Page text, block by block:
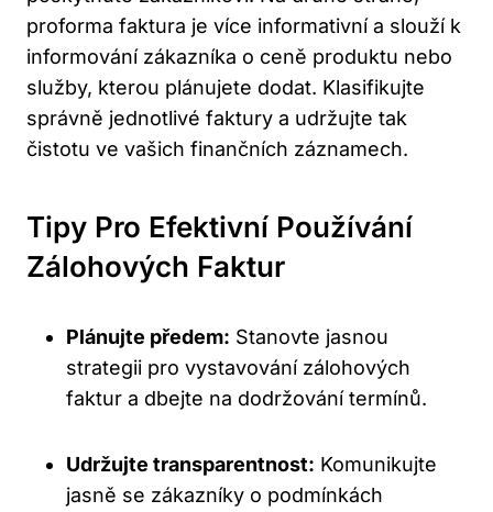
proforma faktura je více informativní a slouží k
informování zákazníka o ceně produktu nebo
služby, kterou plánujete dodat. Klasifikujte
správně jednotlivé faktury a udržujte tak
čistotu ve vašich finančních záznamech.
Tipy Pro Efektivní Používání
Zálohových Faktur
Plánujte předem: Stanovte jasnou
strategii pro vystavování zálohových
faktur a dbejte na dodržování termínů.
Udržujte transparentnost: Komunikujte
jasně se zákazníky o podmínkách